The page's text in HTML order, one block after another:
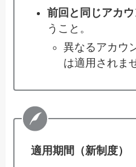
前回と同じアカウ
うこと。
異なるアカウ
は適用されま
適用期間（新制度）